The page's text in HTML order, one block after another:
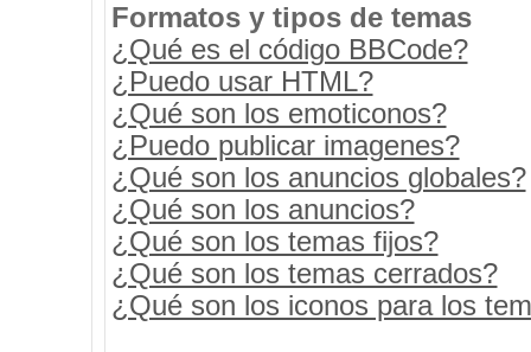
Formatos y tipos de temas
¿Qué es el código BBCode?
¿Puedo usar HTML?
¿Qué son los emoticonos?
¿Puedo publicar imagenes?
¿Qué son los anuncios globales?
¿Qué son los anuncios?
¿Qué son los temas fijos?
¿Qué son los temas cerrados?
¿Qué son los iconos para los